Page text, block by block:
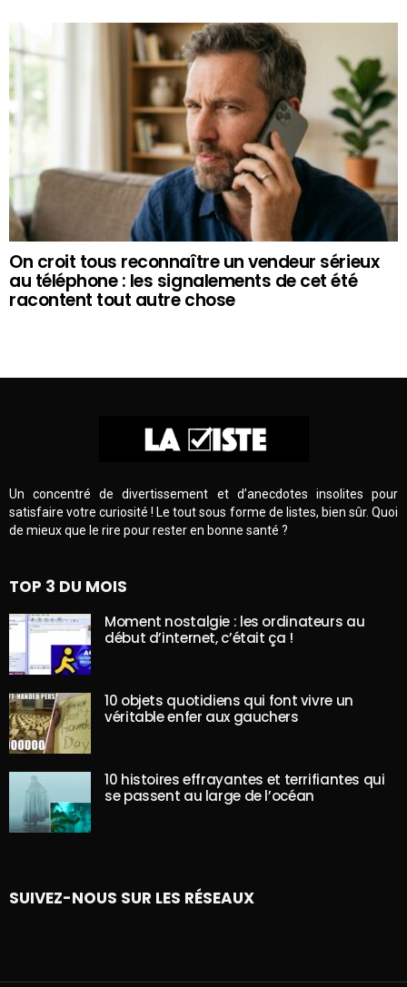
On croit tous reconnaître un vendeur sérieux
au téléphone : les signalements de cet été
racontent tout autre chose
Un concentré de divertissement et d’anecdotes insolites pour
satisfaire votre curiosité ! Le tout sous forme de listes, bien sûr. Quoi
de mieux que le rire pour rester en bonne santé ?
TOP 3 DU MOIS
Moment nostalgie : les ordinateurs au
début d’internet, c’était ça !
10 objets quotidiens qui font vivre un
véritable enfer aux gauchers
10 histoires effrayantes et terrifiantes qui
se passent au large de l’océan
SUIVEZ-NOUS SUR LES RÉSEAUX